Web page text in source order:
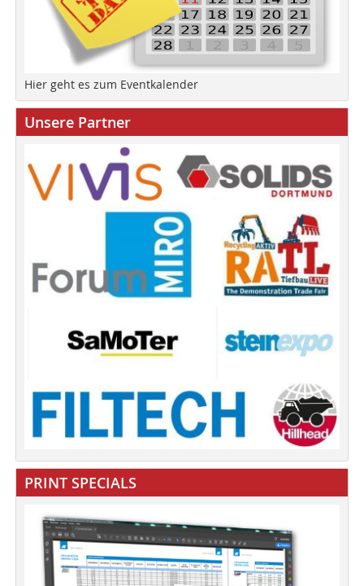
Hier geht es zum Eventkalender
Unsere Partner
PRINT SPECIALS